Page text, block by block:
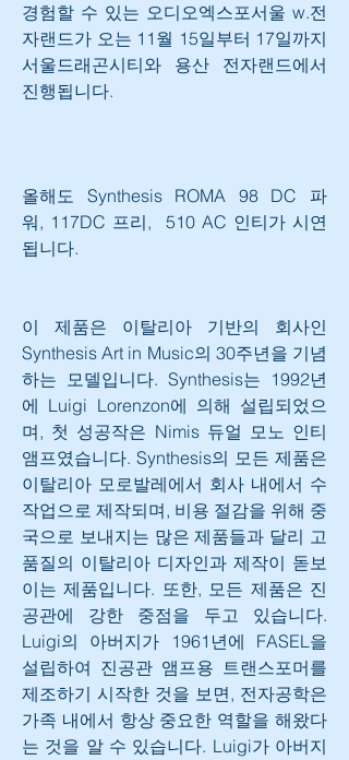
경험할 수 있는 오디오엑스포서울 w.전
자랜드가 오는 11월 15일부터 17일까지
서울드래곤시티와 용산 전자랜드에서
진행됩니다.
올해도 Synthesis ROMA 98 DC 파
워, 117DC 프리,  510 AC 인티가 시연
됩니다.
이 제품은 이탈리아 기반의 회사인
Synthesis Art in Music의 30주년을 기념
하는 모델입니다. Synthesis는 1992년
에 Luigi Lorenzon에 의해 설립되었으
며, 첫 성공작은 Nimis 듀얼 모노 인티
앰프였습니다. Synthesis의 모든 제품은
이탈리아 모로발레에서 회사 내에서 수
작업으로 제작되며, 비용 절감을 위해 중
국으로 보내지는 많은 제품들과 달리 고
품질의 이탈리아 디자인과 제작이 돋보
이는 제품입니다. 또한, 모든 제품은 진
공관에 강한 중점을 두고 있습니다.
Luigi의 아버지가 1961년에 FASEL을
설립하여 진공관 앰프용 트랜스포머를
제조하기 시작한 것을 보면, 전자공학은
가족 내에서 항상 중요한 역할을 해왔다
는 것을 알 수 있습니다. Luigi가 아버지